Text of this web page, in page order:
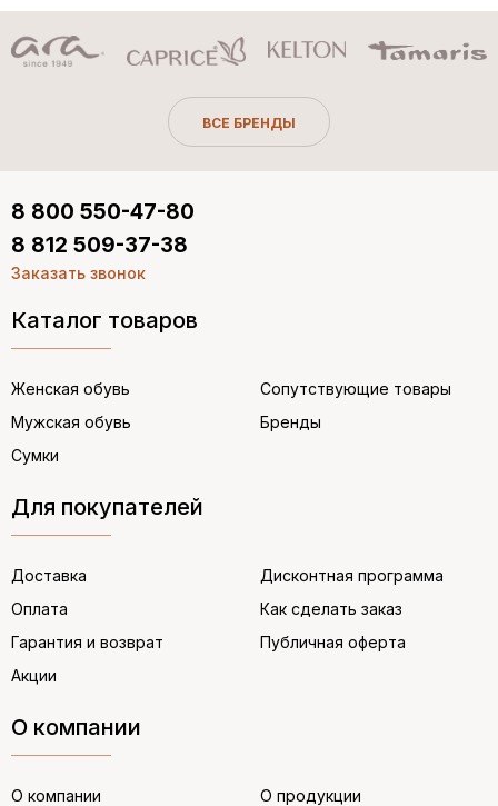
ВСЕ БРЕНДЫ
Каталог товаров
Женская обувь
Мужская обувь
Сумки
Сопутствующие товары
Бренды
Для покупателей
Доставка
Оплата
Гарантия и возврат
Акции
Дисконтная программа
Как сделать заказ
Публичная оферта
О компании
О компании О продукции
8 800 550-47-80
8 812 509-37-38
Заказать звонок